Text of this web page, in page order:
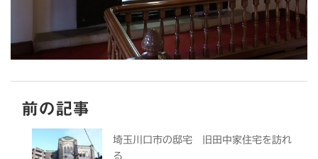
前の記事
埼玉川口市の邸宅 旧田中家住宅を訪れ
る